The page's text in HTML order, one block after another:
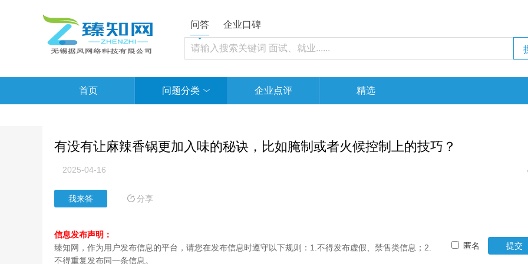
问答 企业口碑
首页 问题分类 企业点评 精选
有没有让麻辣香锅更加入味的秘诀，比如腌制或者火候控制上的技巧？
2025-04-16
我来答 分享
信息发布声明：
臻知网，作为用户发布信息的平台，请您在发布信息时遵守以下规则：1.不得发布虚假、禁售类信息；2.
不得重复发布同一条信息。
匿名 提交